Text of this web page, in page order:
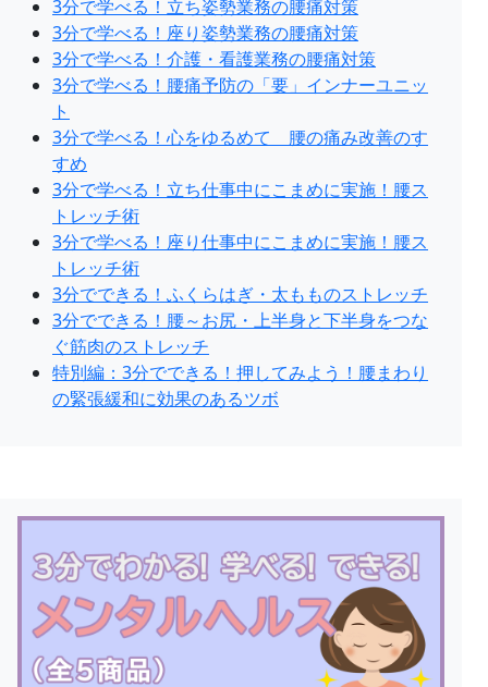
3分で学べる！立ち姿勢業務の腰痛対策
3分で学べる！座り姿勢業務の腰痛対策
3分で学べる！介護・看護業務の腰痛対策
3分で学べる！腰痛予防の「要」インナーユニッ
ト
3分で学べる！心をゆるめて 腰の痛み改善のす
すめ
3分で学べる！立ち仕事中にこまめに実施！腰ス
トレッチ術
3分で学べる！座り仕事中にこまめに実施！腰ス
トレッチ術
3分でできる！ふくらはぎ・太もものストレッチ
3分でできる！腰～お尻・上半身と下半身をつな
ぐ筋肉のストレッチ
特別編：3分でできる！押してみよう！腰まわり
の緊張緩和に効果のあるツボ